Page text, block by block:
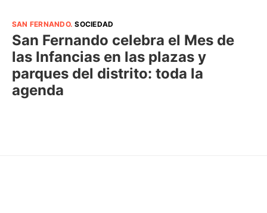
SAN FERNANDO.SOCIEDAD
San Fernando celebra el Mes de
las Infancias en las plazas y
parques del distrito: toda la
agenda